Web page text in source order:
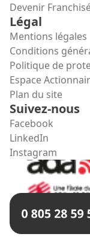
Devenir
Légal
Mentions légales
Conditions
Politique de
Espace
Plan du site
Suivez-nous
Facebook
LinkedIn
Instagram